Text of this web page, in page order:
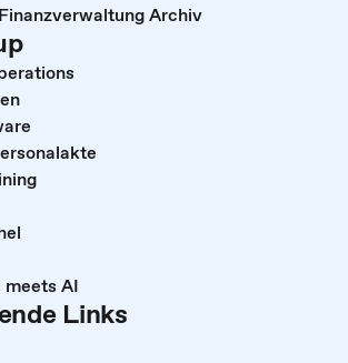
Archiv
AI
Links